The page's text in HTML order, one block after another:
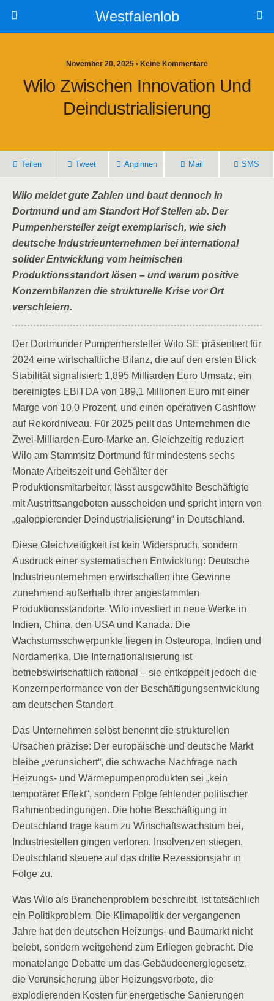
Westfalenlob
November 20, 2025 • Keine Kommentare
Wilo Zwischen Innovation Und
Deindustrialisierung
Teilen Tweet Anpinnen Mail SMS
Wilo meldet gute Zahlen und baut dennoch in
Dortmund und am Standort Hof Stellen ab. Der
Pumpenhersteller zeigt exemplarisch, wie sich
deutsche Industrieunternehmen bei international
solider Entwicklung vom heimischen
Produktionsstandort lösen – und warum positive
Konzernbilanzen die strukturelle Krise vor Ort
verschleiern.
Der Dortmunder Pumpenhersteller Wilo SE präsentiert für
2024 eine wirtschaftliche Bilanz, die auf den ersten Blick
Stabilität signalisiert: 1,895 Milliarden Euro Umsatz, ein
bereinigtes EBITDA von 189,1 Millionen Euro mit einer
Marge von 10,0 Prozent, und einen operativen Cashflow
auf Rekordniveau. Für 2025 peilt das Unternehmen die
Zwei-Milliarden-Euro-Marke an. Gleichzeitig reduziert
Wilo am Stammsitz Dortmund für mindestens sechs
Monate Arbeitszeit und Gehälter der
Produktionsmitarbeiter, lässt ausgewählte Beschäftigte
mit Austrittsangeboten ausscheiden und spricht intern von
„galoppierender Deindustrialisierung“ in Deutschland.
Diese Gleichzeitigkeit ist kein Widerspruch, sondern
Ausdruck einer systematischen Entwicklung: Deutsche
Industrieunternehmen erwirtschaften ihre Gewinne
zunehmend außerhalb ihrer angestammten
Produktionsstandorte. Wilo investiert in neue Werke in
Indien, China, den USA und Kanada. Die
Wachstumsschwerpunkte liegen in Osteuropa, Indien und
Nordamerika. Die Internationalisierung ist
betriebswirtschaftlich rational – sie entkoppelt jedoch die
Konzernperformance von der Beschäftigungsentwicklung
am deutschen Standort.
Das Unternehmen selbst benennt die strukturellen
Ursachen präzise: Der europäische und deutsche Markt
bleibe „verunsichert“, die schwache Nachfrage nach
Heizungs- und Wärmepumpenprodukten sei „kein
temporärer Effekt“, sondern Folge fehlender politischer
Rahmenbedingungen. Die hohe Beschäftigung in
Deutschland trage kaum zu Wirtschaftswachstum bei,
Industriestellen gingen verloren, Insolvenzen stiegen.
Deutschland steuere auf das dritte Rezessionsjahr in
Folge zu.
Was Wilo als Branchenproblem beschreibt, ist tatsächlich
ein Politikproblem. Die Klimapolitik der vergangenen
Jahre hat den deutschen Heizungs- und Baumarkt nicht
belebt, sondern weitgehend zum Erliegen gebracht. Die
monatelange Debatte um das Gebäudeenergiegesetz,
die Verunsicherung über Heizungsverbote, die
explodierenden Kosten für energetische Sanierungen